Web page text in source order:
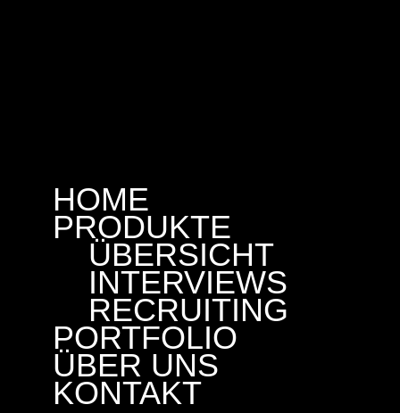
HOME
PRODUKTE
ÜBERSICHT
INTERVIEWS
RECRUITING
PORTFOLIO
ÜBER UNS
KONTAKT